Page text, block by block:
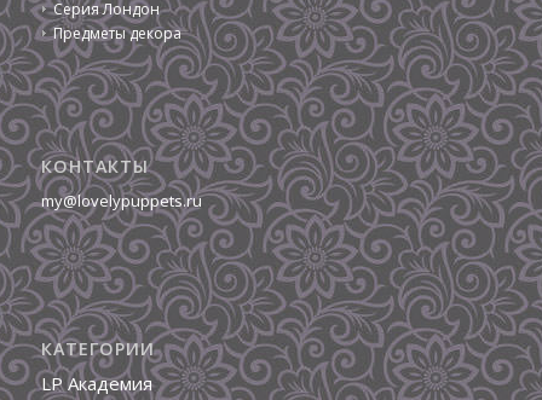
Серия Лондон
Предметы декора
КОНТАКТЫ
my@lovelypuppets.ru
КАТЕГОРИИ
LP Академия